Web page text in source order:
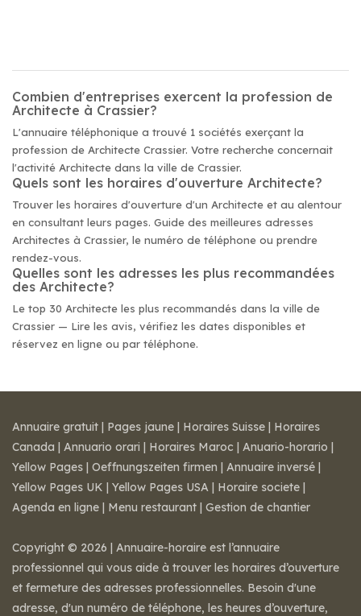
Combien d'entreprises exercent la profession de
Architecte à Crassier?
L'annuaire téléphonique a trouvé 1 sociétés exerçant la
profession de Architecte Crassier. Votre recherche concernait
l'activité Architecte dans la ville de Crassier.
Quels sont les horaires d'ouverture Architecte?
Trouver les horaires d'ouverture d'un Architecte et au alentour
en consultant leurs pages. Guide des meilleures adresses
Architectes à Crassier, le numéro de téléphone ou prendre
rendez-vous.
Quelles sont les adresses les plus recommandées
des Architecte?
Le top 30 Architecte les plus recommandés dans la ville de
Crassier — Lire les avis, vérifiez les dates disponibles et
réservez en ligne ou par téléphone.
Annuaire gratuit | Pages jaune | Horaires Suisse | Horaires
Canada | Annuario orari | Horaires Maroc | Anuario-horario |
Yellow Pages | Oeffnungszeiten firmen | Annuaire inversé |
Yellow Pages UK | Yellow Pages USA | Horaire societe |
Agenda en ligne | Menu restaurant | Gestion de chantier
Copyright © 2026 | Annuaire-horaire est l’annuaire
professionnel qui vous aide à trouver les horaires d’ouverture
et fermeture des adresses professionnelles. Besoin d'une
adresse, d'un numéro de téléphone, les heures d’ouverture,